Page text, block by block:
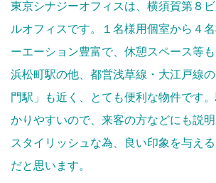
東京シナジーオフィスは、横須賀第８
ルオフィスです。１名様用個室から４
ーエーション豊富で、休憩スペース等
浜松町駅の他、都営浅草線・大江戸線
門駅」も近く、とても便利な物件です
かりやすいので、来客の方などにも説
スタイリッシュな為、良い印象を与え
だと思います。